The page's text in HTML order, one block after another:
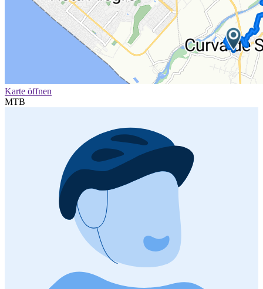
Karte öffnen
MTB